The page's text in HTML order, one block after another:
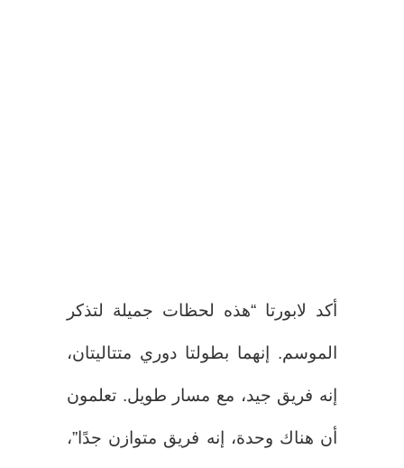
أكد لابورتا “هذه لحظات جميلة لتذكر
الموسم. إنهما بطولتا دوري متتاليتان،
إنه فريق جيد، مع مسار طويل. تعلمون
أن هناك وحدة، إنه فريق متوازن جدًا”،